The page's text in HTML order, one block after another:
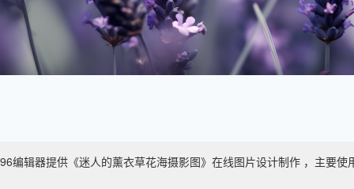
96编辑器提供《迷人的薰衣草花海摄影图》在线图片设计制作 ，主要